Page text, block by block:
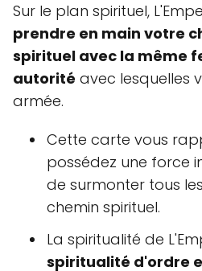
Sur le plan spirituel,
prendre en main votre
spirituel avec la même
autorité avec lesquelles
armée.
Cette carte vous
possédez une force
de surmonter tous
chemin spirituel.
La spiritualité de
spiritualité d'ordre